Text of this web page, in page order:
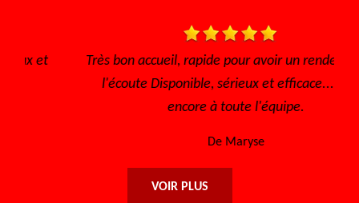
Très bon accueil, rapide pour avoir un rendez vous, à
l'écoute Disponible, sérieux et efficace... Merci
encore à toute l'équipe.
VOIR PLUS